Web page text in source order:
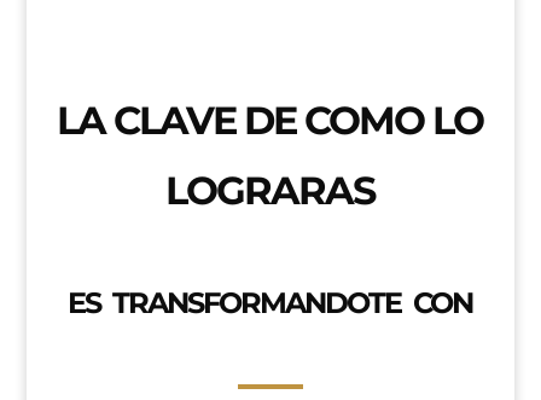
LA CLAVE DE COMO LO
LOGRARAS
ES TRANSFORMANDOTE CON